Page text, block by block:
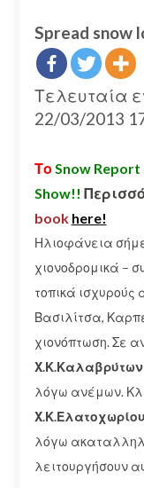
Spread snow
Τελευταία
22/03/2013
Το Snow Report
Show!!
book here!
Ηλιοφάνεια
χιονοδρομικά –
τοπικά ισχυρούς
Βασιλίτσα,
χιονόπτωση. Σε
Χ.Κ.Καλαβρύτων
λόγω ανέμων.
λόγω
λειτουργήσουν